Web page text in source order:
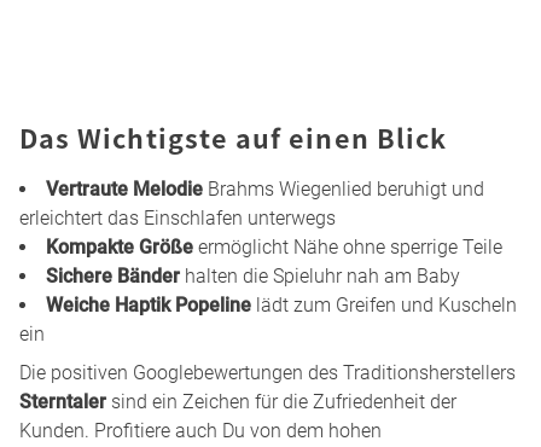
Das Wichtigste auf einen Blick
Vertraute Melodie Brahms Wiegenlied beruhigt und
erleichtert das Einschlafen unterwegs
Kompakte Größe ermöglicht Nähe ohne sperrige Teile
Sichere Bänder halten die Spieluhr nah am Baby
Weiche Haptik Popeline lädt zum Greifen und Kuscheln
ein
Die positiven Googlebewertungen des Traditionsherstellers
Sterntaler sind ein Zeichen für die Zufriedenheit der
Kunden. Profitiere auch Du von dem hohen